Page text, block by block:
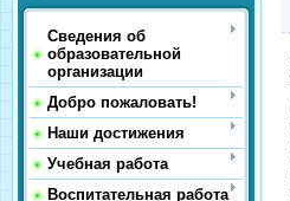
Сведения об
образовательной
организации
Добро пожаловать!
Наши достижения
Учебная работа
Воспитательная работа